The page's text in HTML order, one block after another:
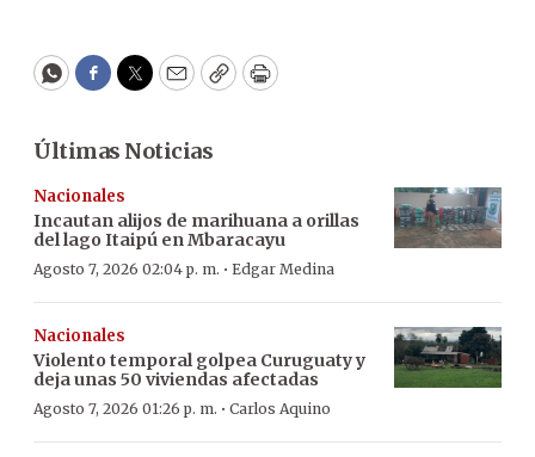
WhatsApp
Facebook
Twitter
EmailCopyPrint
Últimas Noticias
Nacionales
Incautan alijos de marihuana a orillas
del lago Itaipú en Mbaracayu
Agosto 7, 2026 02:04 p. m. · Edgar Medina
Nacionales
Violento temporal golpea Curuguaty y
deja unas 50 viviendas afectadas
Agosto 7, 2026 01:26 p. m. · Carlos Aquino